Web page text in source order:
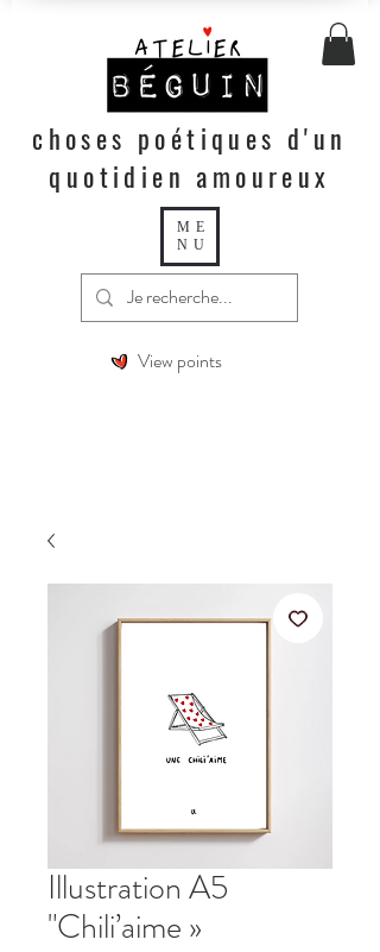
ME
NU
choses poétiques d'un
quotidien amoureux
View points
Illustration A5
"Chili’aime »